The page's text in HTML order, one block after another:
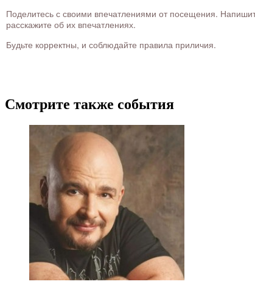
Поделитесь с своими впечатлениями от посещения.
расскажите об их впечатлениях.
Будьте корректны, и соблюдайте правила приличия.
Смотрите также события